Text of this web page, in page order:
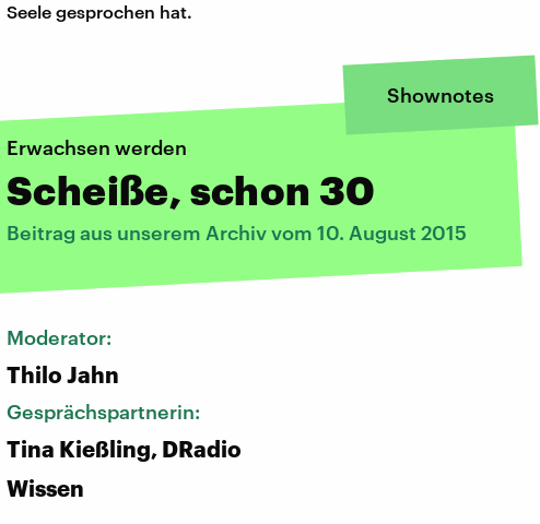
Seele gesprochen hat.
Shownotes
Erwachsen werden
Scheiße, schon 30
Beitrag aus unserem Archiv vom 10. August 2015
Moderator:
Thilo Jahn
Gesprächspartnerin:
Tina Kießling, DRadio
Wissen